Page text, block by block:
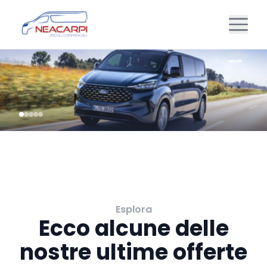
Esplora
Ecco alcune delle
nostre ultime offerte